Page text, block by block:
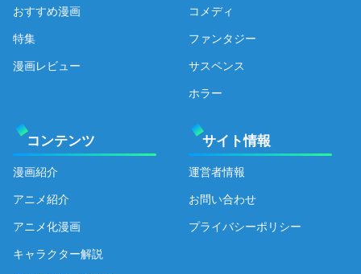
おすすめ漫画
特集
漫画レビュー
コメディ
ファンタジー
サスペンス
ホラー
コンテンツ
漫画紹介
アニメ紹介
アニメ化漫画
キャラクター解説
サイト情報
運営者情報
お問い合わせ
プライバシーポリシー